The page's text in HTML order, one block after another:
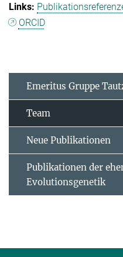
ORCID
Emeritus Gruppe
Team
Neue Publikationen
Publikationen der
Evolutionsgenetik